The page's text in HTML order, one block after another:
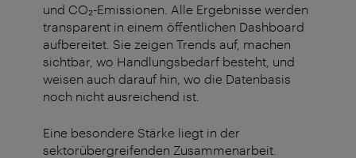
und CO₂-Emissionen. Alle Ergebnisse werden
transparent in einem öffentlichen Dashboard
aufbereitet. Sie zeigen Trends auf, machen
sichtbar, wo Handlungsbedarf besteht, und
weisen auch darauf hin, wo die Datenbasis
noch nicht ausreichend ist.
Eine besondere Stärke liegt in der
sektorübergreifenden Zusammenarbeit.